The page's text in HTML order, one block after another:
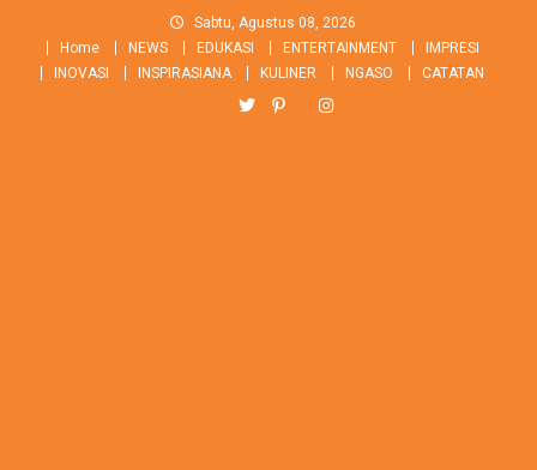
content
Sabtu, Agustus 08, 2026
Home
NEWS EDUKASI ENTERTAINMENT
IMPRESI
INOVASI
INSPIRASIANA KULINER NGASO CATATAN